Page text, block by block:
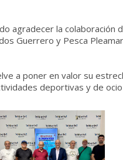
agradecer la
Guerrero y Pesca
a poner en valor su
deportivas y de